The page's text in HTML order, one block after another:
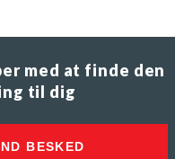
med at finde den
til dig
BESKED